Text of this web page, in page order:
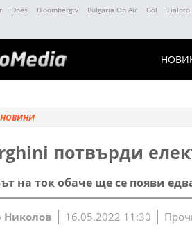
Dnes Bloombergtv Bulgaria On Air Gol Tialoto
НОВИНИ
потвърди
на ток обаче ще се появи
Николов 16.05.2022 11:30